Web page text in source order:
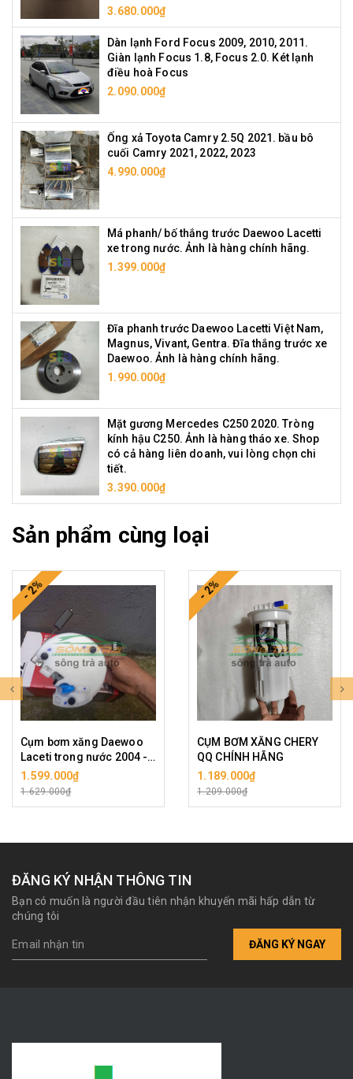
3.680.000₫
Dàn lạnh Ford Focus 2009, 2010, 2011.
Giàn lạnh Focus 1.8, Focus 2.0. Két lạnh
điều hoà Focus
2.090.000₫
Ống xả Toyota Camry 2.5Q 2021. bầu bô
cuối Camry 2021, 2022, 2023
4.990.000₫
Má phanh/ bố thắng trước Daewoo Lacetti
xe trong nước. Ảnh là hàng chính hãng.
1.399.000₫
Đĩa phanh trước Daewoo Lacetti Việt Nam,
Magnus, Vivant, Gentra. Đĩa thắng trước xe
Daewoo. Ảnh là hàng chính hãng.
1.990.000₫
Mặt gương Mercedes C250 2020. Tròng
kính hậu C250. Ảnh là hàng tháo xe. Shop
có cả hàng liên doanh, vui lòng chọn chi
tiết.
3.390.000₫
Sản phẩm cùng loại
- 2%
Cụm bơm xăng Daewoo
Laceti trong nước 2004 -
2009
1.599.000₫
1.629.000₫
- 2%
CỤM BƠM XĂNG CHERY
QQ CHÍNH HÃNG
1.189.000₫
1.209.000₫
ĐĂNG KÝ NHẬN THÔNG TIN
Bạn có muốn là người đầu tiên nhận khuyến mãi hấp dẫn từ
chúng tôi
ĐĂNG KÝ NGAY